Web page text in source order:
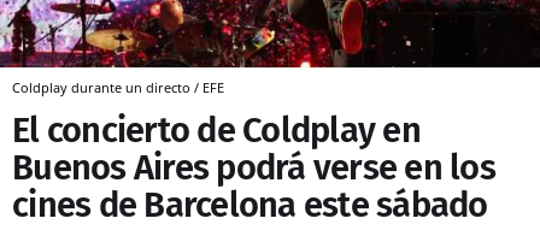
Coldplay durante un directo / EFE
El concierto de Coldplay en
Buenos Aires podrá verse en los
cines de Barcelona este sábado